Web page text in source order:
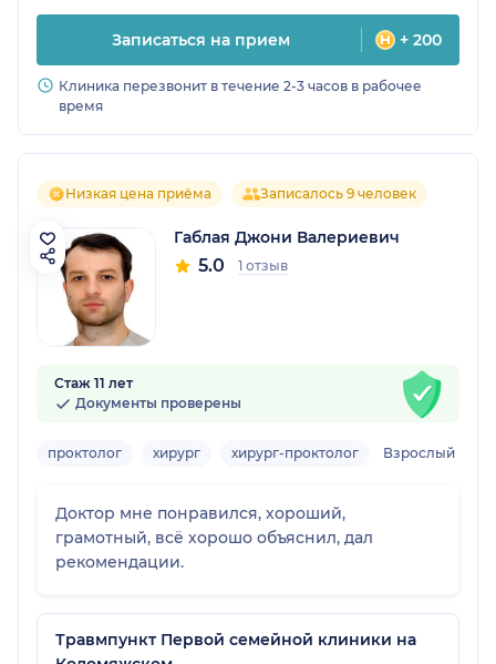
Записаться на прием + 200
Клиника перезвонит в течение 2-3 часов в рабочее
время
Низкая цена приёма Записалось 9 человек
Габлая Джони Валериевич
5.0 1 отзыв
Стаж 11 лет
Документы проверены
проктолог хирург хирург-проктолог Взрослый
Доктор мне понравился, хороший,
грамотный, всё хорошо объяснил, дал
рекомендации.
Травмпункт Первой семейной клиники на